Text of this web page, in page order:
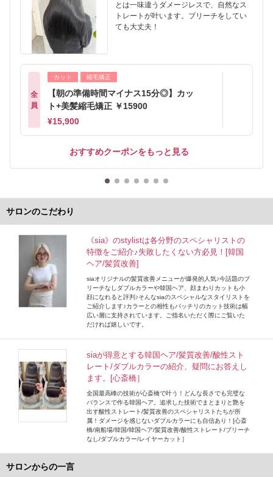
とは一味違うダメージレスで、自然なス
トレートが叶います。ブリーチをしてい
ても大丈夫！
全
員
カット 縮毛矯正
【朝の準備時間マイナス15分◎】カッ
ト+美髪縮毛矯正 ￥15900
¥15,900
おすすめクーポンをもっと見る
サロンのこだわり
《sia》のstylistは各分野のスペシャリストの
特徴をご紹介♪失敗したくない方必見！[韓国
ヘア/髪質改善]
siaオリジナルの髪質改善メニューが爆発的人気♪今話題のブ
リーチなしダブルカラーや韓国ヘア、顔まわりカットも小
顔になれると評判♪そんなsiaのスペシャルなスタイリストを
ご紹介します♪カラーとの相性もバッチリのカット技術は幅
広い層に支持されています。ご指名いただく際にご覧いた
だければ嬉しいです。
siaが得意とする韓国ヘア/髪質改善/酸性スト
レート/ダブルカラーの紹介、疑問にお答えし
ます。[心斎橋］
全国最高峰の技術が心斎橋で叶う！どんな長さでも完璧な
バランスで作る韓国ヘア。追求した技術でまとまりと艶を
出す酸性ストレート/髪質改善のスペシャリストたちが所
属！ダメージを感じないダブルカラーにも自信あり！[心斎
橋/南船場/韓国/韓国ヘア/髪質改善/酸性ストレート/ブリーチ
なし/ダブルカラー/レイヤーカット］
サロンからの一言